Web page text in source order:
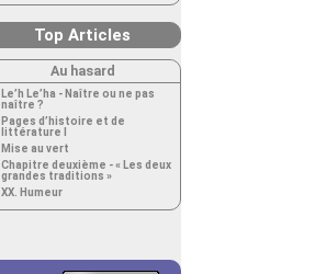
Top Articles
Au hasard
Le’h Le’ha - Naître ou ne pas
naître ?
Pages d’histoire et de
littérature I
Mise au vert
Chapitre deuxième - « Les deux
grandes traditions »
XX. Humeur